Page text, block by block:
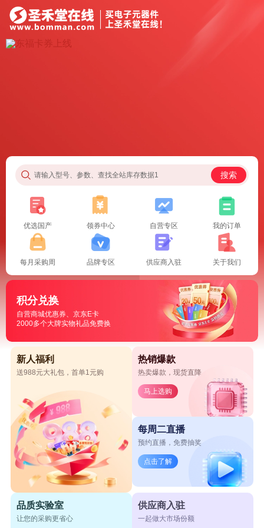
请输入型号、参数、查找全站库存数据1 搜索
优选国产 领券中心 自营专区 我的订单
每月采购周 品牌专区 供应商入驻 关于我们
积分兑换
自营商城优惠券、京东E卡
2000多个大牌实物礼品免费换
新人福利
送988元大礼包，首单1元购
热销爆款
热卖爆款，现货直降
马上选购
每周二直播
预约直播，免费抽奖
点击了解
品质实验室
让您的采购更省心
供应商入驻
一起做大市场份额